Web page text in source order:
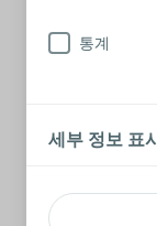
통계
세부 정보 표